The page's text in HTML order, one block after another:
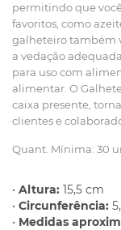
permitindo que
favoritos, como
galheteiro também
a vedação
para uso com
alimentar. O
caixa presente,
clientes e
Quant. Mínima: 30
• Altura: 15,5 cm
• Circunferência:
• Medidas